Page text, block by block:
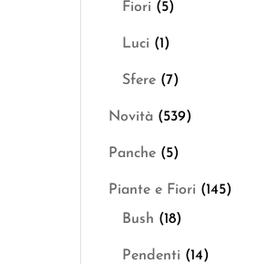
Fiori (5)
Luci (1)
Sfere (7)
Novità (539)
Panche (5)
Piante e Fiori (145)
Bush (18)
Pendenti (14)